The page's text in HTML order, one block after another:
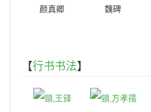
颜真卿 魏碑
【行书书法】